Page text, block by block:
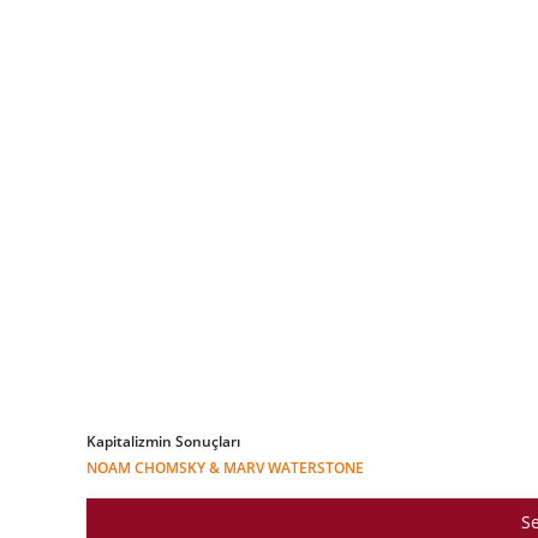
Kapitalizmin Sonuçları
NOAM CHOMSKY & MARV WATERSTONE